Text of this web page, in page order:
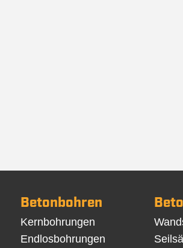
Betonbohren
Navigation
überspringen
Kernbohrungen
Endlosbohrungen